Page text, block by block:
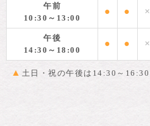
午前
10:30～13:00
● ● ×
午後
14:30～18:00
● ● ×
▲ 土日・祝の午後は14:30～16:30